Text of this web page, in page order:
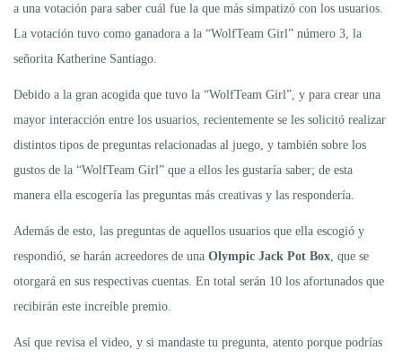
a una votación para saber cuál fue la que más simpatizó con los usuarios.
La votación tuvo como ganadora a la “WolfTeam Girl” número 3, la
señorita Katherine Santiago.
Debido a la gran acogida que tuvo la “WolfTeam Girl”, y para crear una
mayor interacción entre los usuarios, recientemente se les solicitó realizar
distintos tipos de preguntas relacionadas al juego, y también sobre los
gustos de la “WolfTeam Girl” que a ellos les gustaría saber; de esta
manera ella escogería las preguntas más creativas y las respondería.
Además de esto, las preguntas de aquellos usuarios que ella escogió y
respondió, se harán acreedores de una Olympic Jack Pot Box , que se
otorgará en sus respectivas cuentas. En total serán 10 los afortunados que
recibirán este increíble premio.
Así que revisa el video, y si mandaste tu pregunta, atento porque podrías